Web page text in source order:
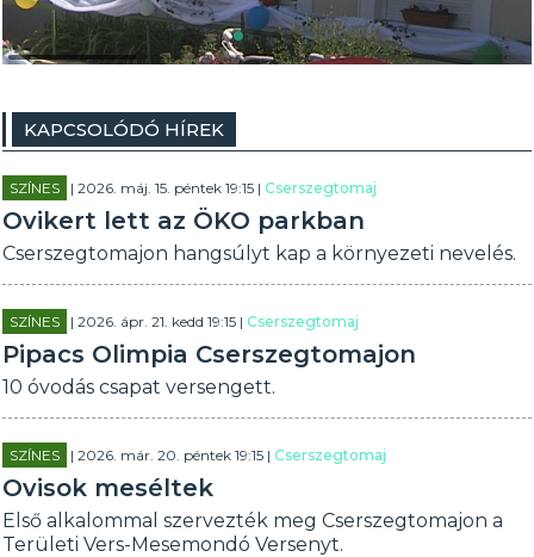
KAPCSOLÓDÓ HÍREK
SZÍNES | 2026. máj. 15. péntek 19:15 |Cserszegtomaj
Ovikert lett az ÖKO parkban
Cserszegtomajon hangsúlyt kap a környezeti nevelés.
SZÍNES | 2026. ápr. 21. kedd 19:15 |Cserszegtomaj
Pipacs Olimpia Cserszegtomajon
10 óvodás csapat versengett.
SZÍNES | 2026. már. 20. péntek 19:15 |Cserszegtomaj
Ovisok meséltek
Első alkalommal szervezték meg Cserszegtomajon a
Területi Vers-Mesemondó Versenyt.